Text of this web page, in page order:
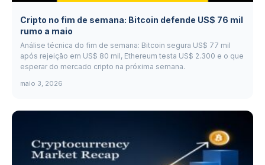
Cripto no fim de semana: Bitcoin defende US$ 76 mil
rumo a maio
Análise técnica do fim de semana: Bitcoin segura US$ 77 mil
após rejeição em US$ 80 mil, Ethereum testa US$ 2.300 e o que
esperar do mercado cripto na próxima semana.
maio 3, 2026